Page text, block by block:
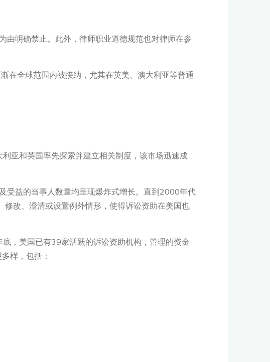
由明确禁止。此外，律师职业道德规范也对律师在参
在全球范围内被接纳，尤其在英美、澳大利亚等普通
亚和英国率先探索并建立相关制度，该市场迅速成
受益的当事人数量均呈现爆炸式增长。直到2000年代
改、澄清或设置例外情形，使得诉讼资助在美国也
，美国已有39家活跃的诉讼资助机构，管理的资金
样，包括：